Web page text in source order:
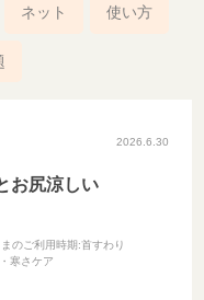
ネット 使い方
2026.6.30
お尻涼しい
のご利用時期:首すわり
寒さケア